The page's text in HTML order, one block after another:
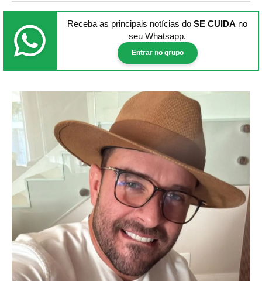
Receba as principais notícias do SE CUIDA no
seu Whatsapp.
Entrar no grupo